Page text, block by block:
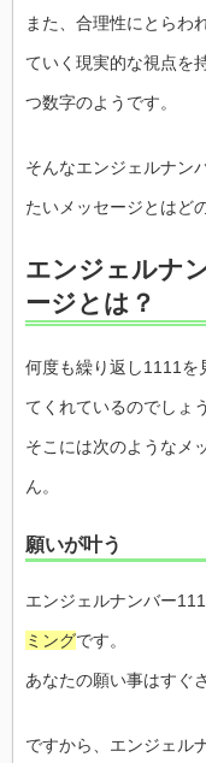
また、合理性にとらわ
ていく現実的な視点を
つ数字のようです。
そんなエンジェルナン
たいメッセージとはど
エンジェルナ
ージとは？
何度も繰り返し1111を
てくれているのでしょう
そこには次のようなメ
ん。
願いが叶う
エンジェルナンバー
ミングです。
あなたの願い事はすぐ
ですから、エンジェル